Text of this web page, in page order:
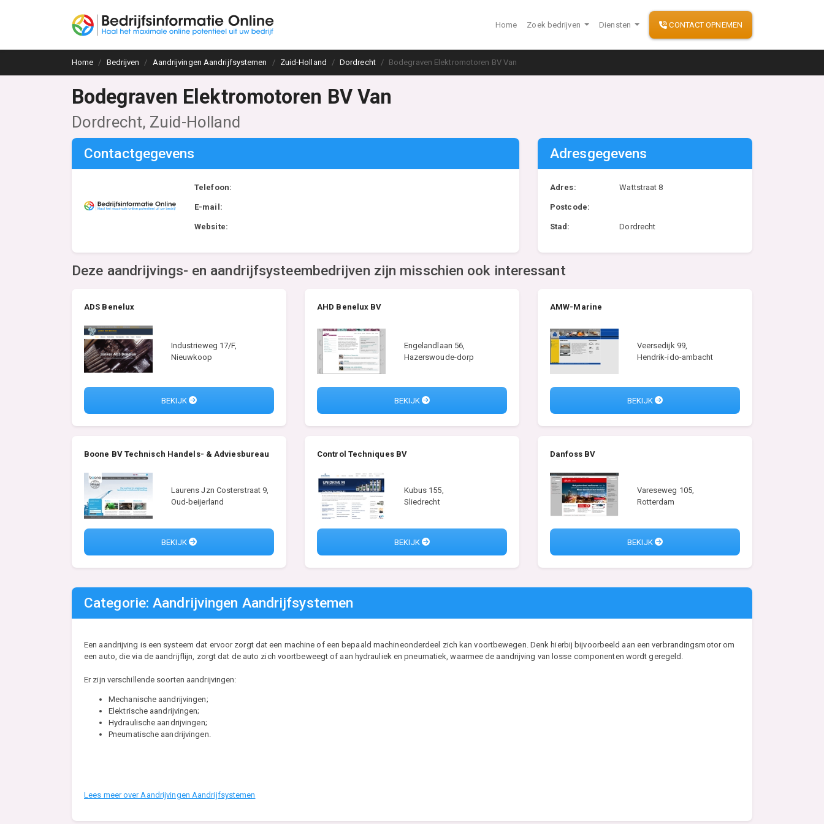
Home Zoek bedrijven Diensten CONTACT OPNEMEN
Home Bedrijven Aandrijvingen Aandrijfsystemen Zuid-Holland Dordrecht Bodegraven Elektromotoren BV Van
Bodegraven Elektromotoren BV Van
Dordrecht, Zuid-Holland
Contactgegevens
Telefoon:
E-mail:
Website:
Adresgegevens
Adres: Wattstraat 8
Postcode:
Stad: Dordrecht
Deze aandrijvings- en aandrijfsysteembedrijven zijn misschien ook interessant
ADS Benelux
Industrieweg 17/F,
Nieuwkoop
BEKIJK
AHD Benelux BV
Engelandlaan 56,
Hazerswoude-dorp
BEKIJK
AMW-Marine
Veersedijk 99,
Hendrik-ido-ambacht
BEKIJK
Boone BV Technisch Handels- & Adviesbureau
Laurens Jzn Costerstraat 9,
Oud-beijerland
BEKIJK
Control Techniques BV
Kubus 155,
Sliedrecht
BEKIJK
Danfoss BV
Vareseweg 105,
Rotterdam
BEKIJK
Categorie: Aandrijvingen Aandrijfsystemen
Een aandrijving is een systeem dat ervoor zorgt dat een machine of een bepaald machineonderdeel zich kan voortbewegen. Denk hierbij bijvoorbeeld aan een verbrandingsmotor om
een auto, die via de aandrijflijn, zorgt dat de auto zich voortbeweegt of aan hydrauliek en pneumatiek, waarmee de aandrijving van losse componenten wordt geregeld.
Er zijn verschillende soorten aandrijvingen:
Mechanische aandrijvingen;
Elektrische aandrijvingen;
Hydraulische aandrijvingen;
Pneumatische aandrijvingen.
Lees meer over Aandrijvingen Aandrijfsystemen